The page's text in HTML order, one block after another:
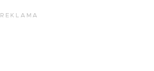
REKLAMA